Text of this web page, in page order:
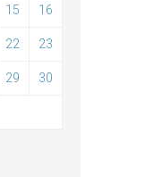
15 16
22 23
29 30